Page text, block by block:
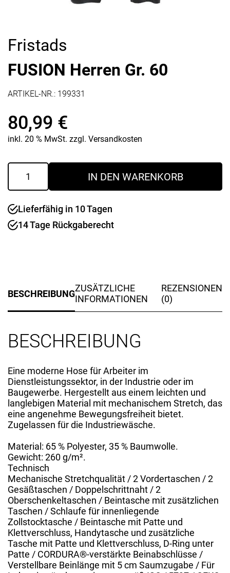
Fristads
FUSION Herren Gr. 60
ARTIKEL-NR.: 199331
80,99 €
inkl. 20 % MwSt. zzgl. Versandkosten
FUSION
Herren
Gr.
Menge
IN DEN WARENKORB
Lieferfähig in 10 Tagen
14 Tage Rückgaberecht
BESCHREIBUNGZUSÄTZLICHE
INFORMATIONEN
REZENSIONEN
(0)
BESCHREIBUNG
Eine moderne Hose für Arbeiter im
Dienstleistungssektor, in der Industrie oder im
Baugewerbe. Hergestellt aus einem leichten und
langlebigen Material mit mechanischem Stretch, das
eine angenehme Bewegungsfreiheit bietet.
Zugelassen für die Industriewäsche.
Material: 65 % Polyester, 35 % Baumwolle.
Gewicht: 260 g/m².
Technisch
Mechanische Stretchqualität / 2 Vordertaschen / 2
Gesäßtaschen / Doppelschrittnaht / 2
Oberschenkeltaschen / Beintasche mit zusätzlichen
Taschen / Schlaufe für innenliegende
Zollstocktasche / Beintasche mit Patte und
Klettverschluss, Handytasche und zusätzliche
Tasche mit Patte und Klettverschluss, D-Ring unter
Patte / CORDURA®-verstärkte Beinabschlüsse /
Verstellbare Beinlänge mit 5 cm Saumzugabe / Für